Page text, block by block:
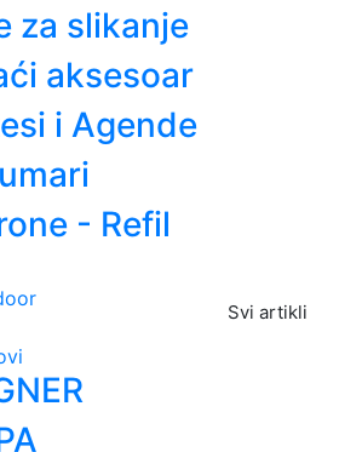
za slikanje
aksesoar
i Agende
- Refil
Svi artikli